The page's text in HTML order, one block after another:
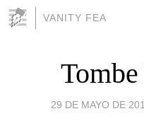
VANITY FEA
29 DE MAYO DE